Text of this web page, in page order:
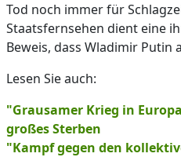
Tod noch immer für
Staatsfernsehen dient eine
Beweis, dass Wladimir Putin
Lesen Sie auch:
"Grausamer Krieg in
großes Sterben
"Kampf gegen den